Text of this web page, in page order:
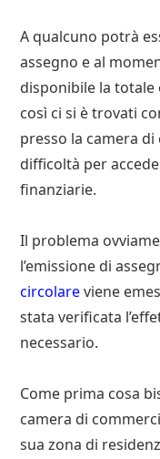
A qualcuno potrà
assegno e al
disponibile la totale
così ci si è trovati
presso la camera
difficoltà per
finanziarie.
Il problema
l’emissione di
circolareviene
stata verificata
necessario.
Come prima cosa
camera di
sua zona di